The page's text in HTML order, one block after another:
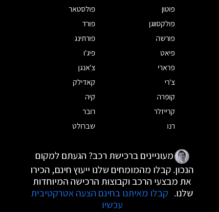
פוטון
פולסטאר
פולקסווגן
פורד
פורשה
פורתינג
פיאט
פיג'ו
פרארי
צ'אנגן
צ'רי
קאדילק
קופרה
קיה
קרייזלר
רובר
רנו
שברולט
מעוניינים ברכישת רכב? הגעתם למקום
הנכון. קבלו מהמומחים שלנו ייעוץ חינם, הכירו
את מבצעי הרכב וקבוצות הרכישה המיוחדות
שלנו. קבלו מאיתנו בחינם הצעה אטרקטיבית
עכשיו